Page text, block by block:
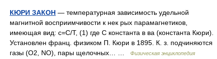
КЮРИ ЗАКОН — температурная зависимость удельной
магнитной восприимчивости к нек рых парамагнетиков,
имеющая вид: c=С/Т, (1) где С константа в ва (константа Кюри).
Установлен франц. физиком П. Кюри в 1895. К. з. подчиняются
газы (O2, NO), пары щелочных… …
Физическая энциклопедия